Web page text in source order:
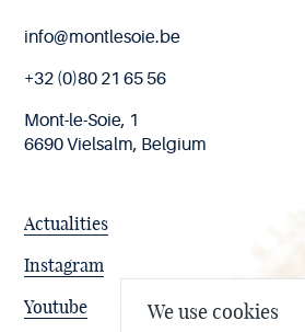
End
page
info@montlesoie.be
+32 (0)80 21 65 56
Mont-le-Soie, 1
6690 Vielsalm, Belgium
Youtube
Instagram
Actualities
We use cookies